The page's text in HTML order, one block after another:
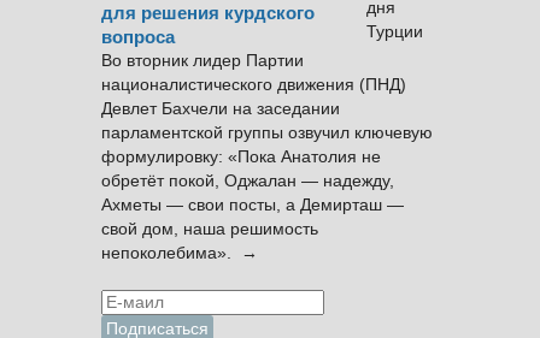
для решения курдского
вопроса
Во вторник лидер Партии
националистического движения (ПНД)
Девлет Бахчели на заседании
парламентской группы озвучил ключевую
формулировку: «Пока Анатолия не
обретёт покой, Оджалан — надежду,
Ахметы — свои посты, а Демирташ —
свой дом, наша решимость
непоколебима». →